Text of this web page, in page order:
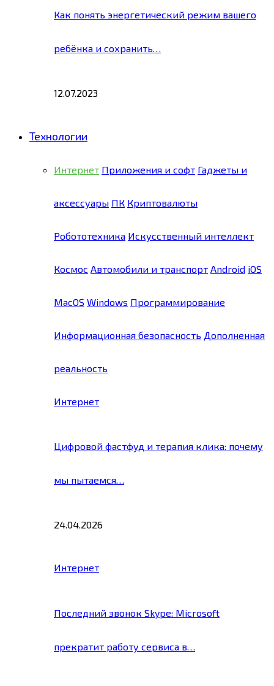
Как понять энергетический режим вашего
ребёнка и сохранить…
12.07.2023
Технологии
Интернет Приложения и софт Гаджеты и
аксессуары ПК Криптовалюты
Робототехника Искусственный интеллект
Космос Автомобили и транспорт Android iOS
MacOS Windows Программирование
Информационная безопасность Дополненная
реальность
Интернет
Цифровой фастфуд и терапия клика: почему
мы пытаемся…
24.04.2026
Интернет
Последний звонок Skype: Microsoft
прекратит работу сервиса в…